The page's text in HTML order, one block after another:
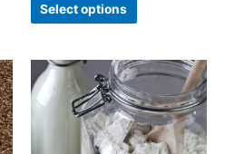
Select options